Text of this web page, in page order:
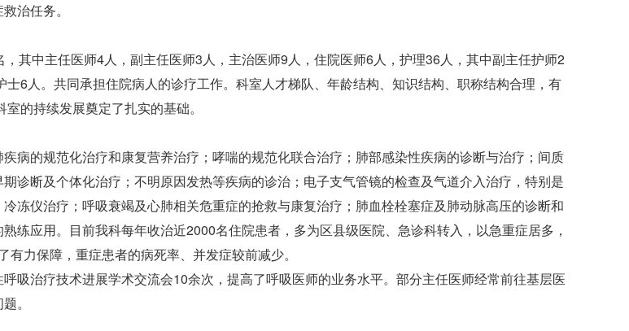
治任务。
其中主任医师4人，副主任医师3人，主治医师9人，住院医师6人，护理36人，其中副主任护师2
士6人。共同承担住院病人的诊疗工作。科室人才梯队、年龄结构、知识结构、职称结构合理，有
的持续发展奠定了扎实的基础。
病的规范化治疗和康复营养治疗；哮喘的规范化联合治疗；肺部感染性疾病的诊断与治疗；间质
诊断及个体化治疗；不明原因发热等疾病的诊治；电子支气管镜的检查及气道介入治疗，特别是
冻仪治疗；呼吸衰竭及心肺相关危重症的抢救与康复治疗；肺血栓栓塞症及肺动脉高压的诊断和
练应用。目前我科每年收治近2000名住院患者，多为区县级医院、急诊科转入，以急重症居多，
力保障，重症患者的病死率、并发症较前减少。
吸治疗技术进展学术交流会10余次，提高了呼吸医师的业务水平。部分主任医师经常前往基层医
。